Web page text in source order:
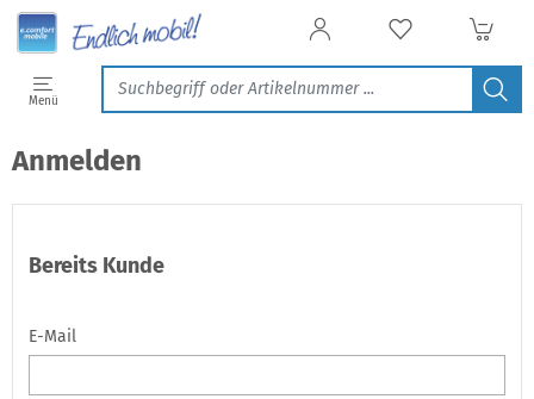
Menü
Anmelden
Bereits Kunde
E-Mail